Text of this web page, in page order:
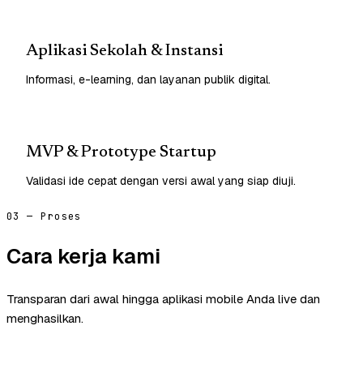
Aplikasi Sekolah & Instansi
Informasi, e-learning, dan layanan publik digital.
MVP & Prototype Startup
Validasi ide cepat dengan versi awal yang siap diuji.
03 — Proses
Cara kerja kami
Transparan dari awal hingga aplikasi mobile Anda live dan
menghasilkan.